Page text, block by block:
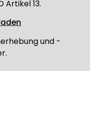
Artikel 13.
und -